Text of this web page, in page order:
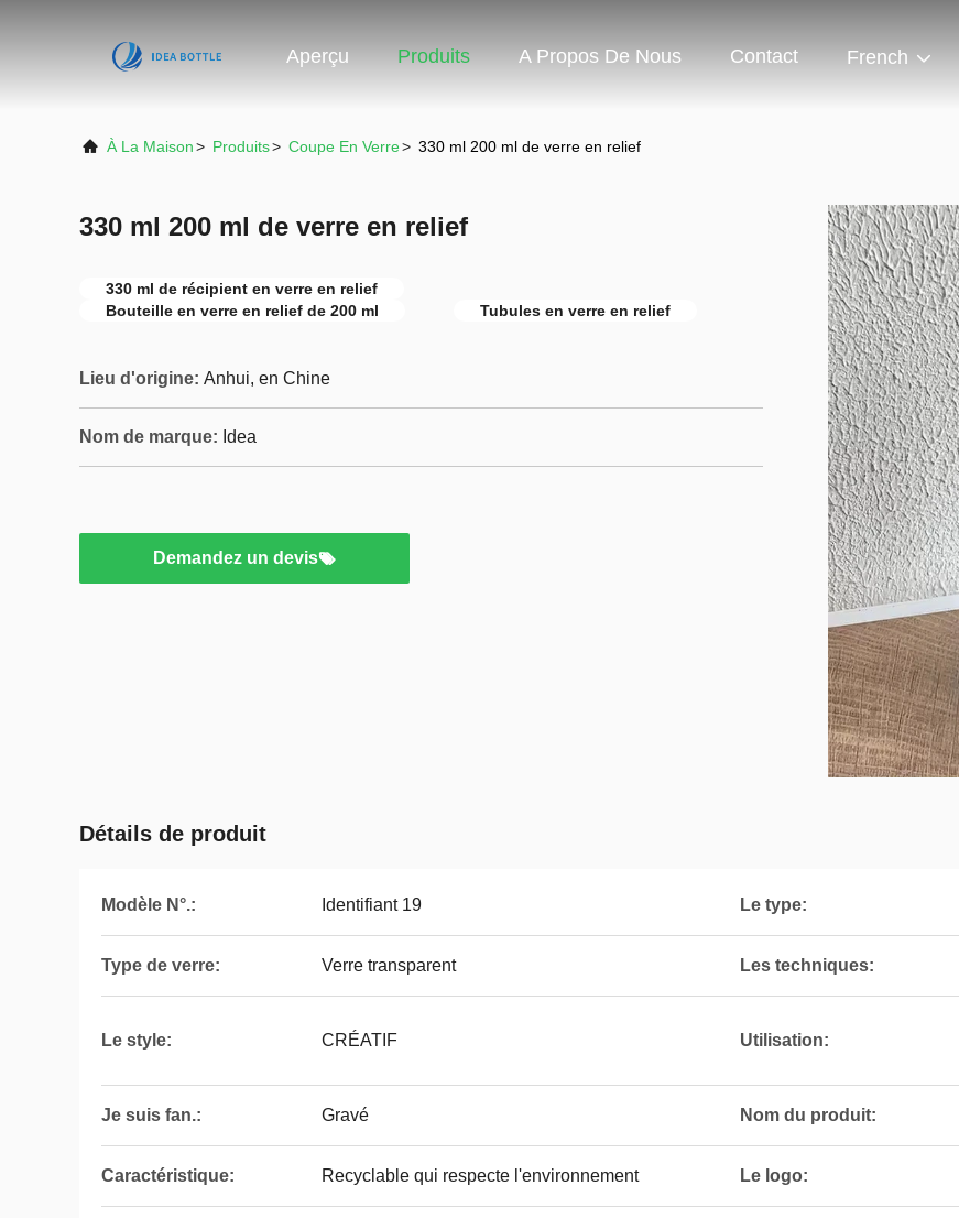
Aperçu Produits A Propos De Nous Contact French
À La Maison> Produits> Coupe En Verre> 330 ml 200 ml de verre en relief
330 ml 200 ml de verre en relief
330 ml de récipient en verre en relief
Bouteille en verre en relief de 200 ml
Tubules en verre en relief
Lieu d'origine: Anhui, en Chine
Nom de marque: Idea
Demandez un devis
Détails de produit
Modèle N°.: Identifiant 19 Le type:
Type de verre: Verre transparent Les techniques:
Le style: CRÉATIF Utilisation:
Je suis fan.: Gravé Nom du produit:
Caractéristique: Recyclable qui respecte l'environnement Le logo: